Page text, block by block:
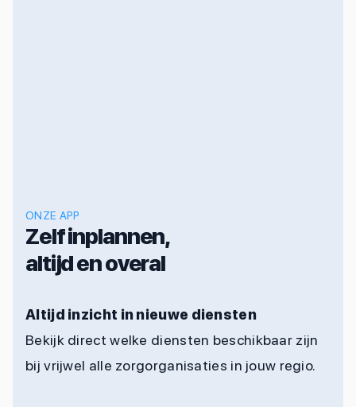
ONZE APP
Zelf inplannen,
altijd en overal
Altijd inzicht in nieuwe diensten
Bekijk direct welke diensten beschikbaar zijn
bij vrijwel alle zorgorganisaties in jouw regio.